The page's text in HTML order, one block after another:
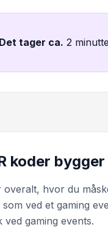
tager ca. 2
koder
overalt, hvor du
ved et gaming
gaming events.